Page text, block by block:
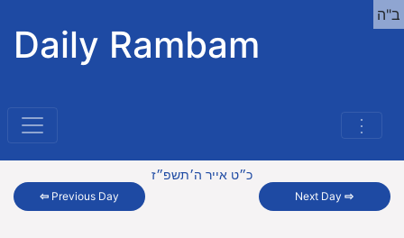
Daily Rambam
⋮
ב"ה
⇦ Previous Day
כ״ט אייר ה׳תשפ״ז
Next Day⇨